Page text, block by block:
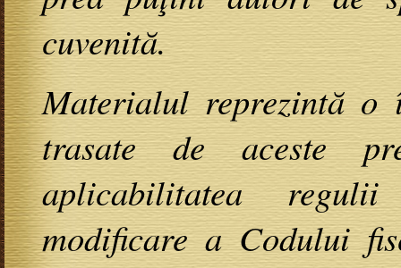
cuvenită.
Materialul reprezintă
trasate de aceste
aplicabilitatea
modificare a Codului